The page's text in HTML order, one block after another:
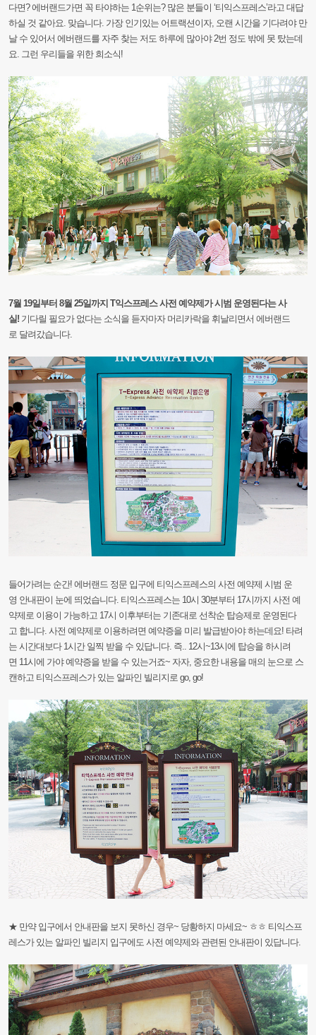
다면? 에버랜드가면 꼭 타야하는 1순위는? 많은 분들이 ‘티익스프레스’라고 대답
하실 것 같아요. 맞습니다. 가장 인기있는 어트랙션이자, 오랜 시간을 기다려야 만
날 수 있어서에버랜드를 자주 찾는 저도 하루에 많아야 2번 정도 밖에 못 탔는데
요. 그런 우리들을 위한 희소식!
7월 19일부터 8월 25일까지 T익스프레스 사전 예약제가 시범 운영된다는 사
실! 기다릴 필요가 없다는 소식을 듣자마자 머리카락을 휘날리면서 에버랜드
로 달려갔습니다.
들어가려는 순간! 에버랜드 정문 입구에 티익스프레스의 사전 예약제 시범 운
영 안내판이 눈에 띄었습니다. 티익스프레스는 10시 30분부터 17시까지 사전 예
약제로 이용이 가능하고 17시 이후부터는 기존대로 선착순 탑승제로 운영된다
고 합니다. 사전 예약제로 이용하려면 예약증을 미리 발급받아야 하는데요! 타려
는 시간대보다 1시간 일찍 받을 수 있답니다. 즉.. 12시~13시에 탑승을 하시려
면 11시에 가야 예약증을 받을 수 있는거죠~ 자자, 중요한 내용을 매의 눈으로 스
캔하고 티익스프레스가 있는 알파인 빌리지로 go, go!
★ 만약 입구에서 안내판을 보지 못하신 경우~ 당황하지 마세요~ ㅎㅎ 티익스프
레스가 있는 알파인 빌리지 입구에도 사전 예약제와 관련된 안내판이 있답니다.